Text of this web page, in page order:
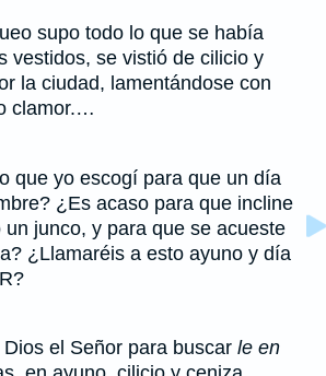
supo todo lo que se había
vestidos, se vistió de cilicio y
la ciudad, lamentándose con
clamor.…
que yo escogí para que un día
¿Es acaso para que incline
junco, y para que se acueste
¿Llamaréis a esto ayuno y día
el Señor para buscar le en